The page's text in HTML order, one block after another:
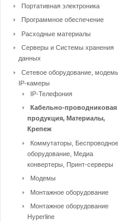
Портативная электроника
Программное обеспечение
Расходные материалы
Серверы и Системы хранения
данных
Сетевое оборудование,
IP-камеры
IP-Телефония
Кабельно-проводниковая
продукция, Материалы,
Крепеж
Коммутаторы, Беспроводное
оборудование, Медиа
конвертеры, Принт-серверы
Модемы
Монтажное оборудование
Монтажное оборудование
Hyperline